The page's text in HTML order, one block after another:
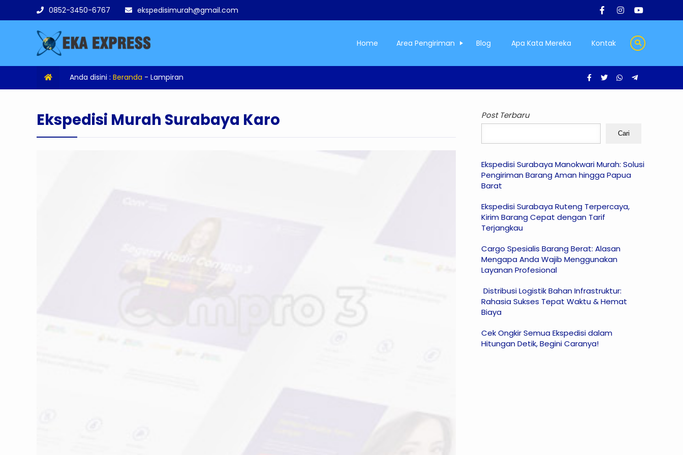
0852-3450-6767 ekspedisimurah@gmail.com
Home Area Pengiriman Blog Apa Kata Mereka Kontak
Anda disini : Beranda - Lampiran
Ekspedisi Murah Surabaya Karo Post Terbaru
Cari
Ekspedisi Surabaya Manokwari Murah: Solusi
Pengiriman Barang Aman hingga Papua
Barat
Ekspedisi Surabaya Ruteng Terpercaya,
Kirim Barang Cepat dengan Tarif
Terjangkau
Cargo Spesialis Barang Berat: Alasan
Mengapa Anda Wajib Menggunakan
Layanan Profesional
Distribusi Logistik Bahan Infrastruktur:
Rahasia Sukses Tepat Waktu & Hemat
Biaya
Cek Ongkir Semua Ekspedisi dalam
Hitungan Detik, Begini Caranya!